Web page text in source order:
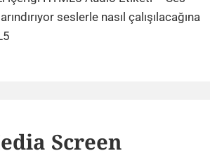
seslerle nasıl çalışılacağına
Ses
Screen